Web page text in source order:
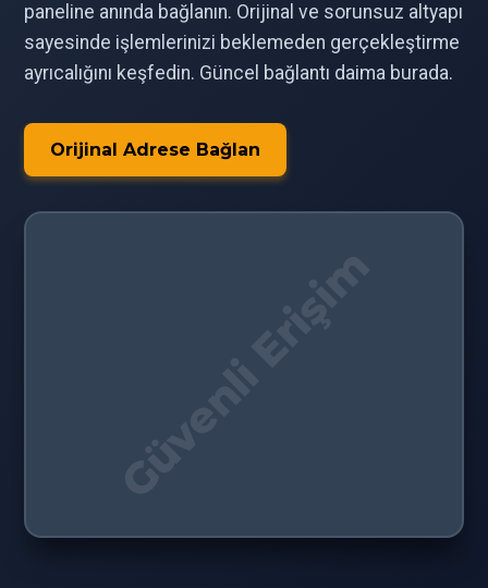
paneline anında bağlanın. Orijinal ve sorunsuz altyapı
sayesinde işlemlerinizi beklemeden gerçekleştirme
ayrıcalığını keşfedin. Güncel bağlantı daima burada.
Orijinal Adrese Bağlan